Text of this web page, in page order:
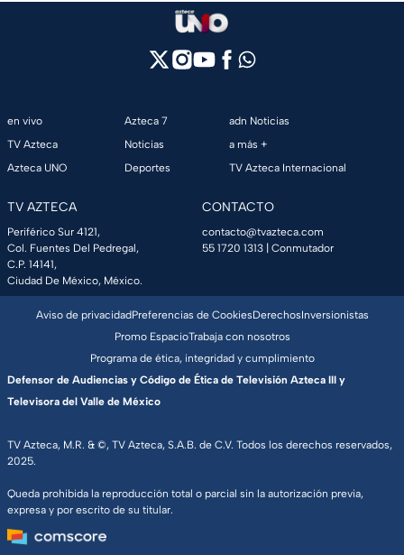
en vivo
TV Azteca
Azteca UNO
Azteca 7
Noticias
Deportes
adn Noticias
a más +
TV Azteca Internacional
TV AZTECA
Periférico Sur 4121,
Col. Fuentes Del Pedregal,
C.P. 14141,
Ciudad De México, México.
CONTACTO
contacto@tvazteca.com
55 1720 1313 | Conmutador
TV Azteca, M.R. & ©, TV Azteca, S.A.B. de C.V. Todos los derechos reservados,
2025.
Queda prohibida la reproducción total o parcial sin la autorización previa,
expresa y por escrito de su titular.
Aviso de privacidadPreferencias de CookiesDerechosInversionistas
Promo EspacioTrabaja con nosotros
Programa de ética, integridad y cumplimiento
Defensor de Audiencias y Código de Ética de Televisión Azteca III y
Televisora del Valle de México